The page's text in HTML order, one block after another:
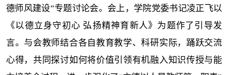
德师风建设”专题讨论会。会上，学院党委书记凌正飞以
《以德立身守初心 弘扬精神育新人》为题作了引导发
言。与会教师结合各自教育教学、科研实际，踊跃交流
心得，共同探讨如何将价值引领有机融入知识传授与能